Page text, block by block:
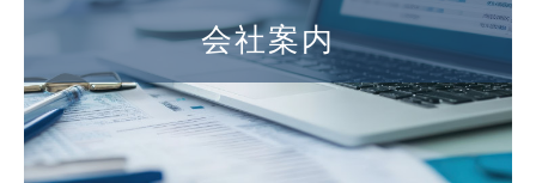
会社案内